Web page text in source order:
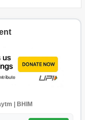
| BHIM